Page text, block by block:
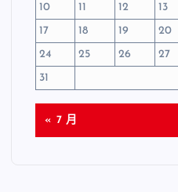
10
11 12 13
17
18 19 20
24
25 26 27
31
« 7 月